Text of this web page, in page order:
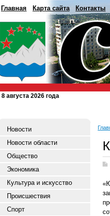
Главная Карта сайта Контакты
8 августа 2026 года
Новости
Новости области
Общество
Экономика
Культура и искусство
Происшествия
Спорт